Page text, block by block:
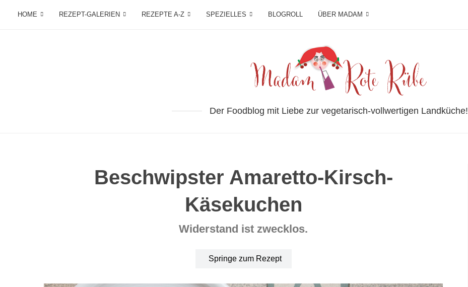
HOME REZEPT-GALERIEN REZEPTE A-Z SPEZIELLES BLOGROLL ÜBER MADAM
Der Foodblog mit Liebe zur vegetarisch-vollwertigen Landküche!
Beschwipster Amaretto-Kirsch-
Käsekuchen
Widerstand ist zwecklos.
Springe zum Rezept